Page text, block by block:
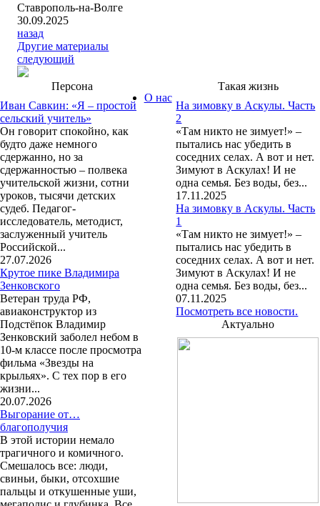
Ставрополь-на-Волге
30.09.2025
назад
Другие материалы
следующий
Персона
Иван Савкин: «Я – простой
сельский учитель»
Он говорит спокойно, как
будто даже немного
сдержанно, но за
сдержанностью – полвека
учительской жизни, сотни
уроков, тысячи детских
судеб. Педагог-
исследователь, методист,
заслуженный учитель
Российской...
27.07.2026
Крутое пике Владимира
Зенковского
Ветеран труда РФ,
авиаконструктор из
Подстёпок Владимир
Зенковский заболел небом в
10-м классе после просмотра
фильма «Звезды на
крыльях». С тех пор в его
жизни...
20.07.2026
Выгорание от…
благополучия
В этой истории немало
трагичного и комичного.
Смешалось все: люди,
свиньи, быки, отсохшие
пальцы и откушенные уши,
Такая жизнь
На зимовку в Аскулы. Часть
2
«Там никто не зимует!» –
пытались нас убедить в
соседних селах. А вот и нет.
Зимуют в Аскулах! И не
одна семья. Без воды, без...
17.11.2025
На зимовку в Аскулы. Часть
1
«Там никто не зимует!» –
пытались нас убедить в
соседних селах. А вот и нет.
Зимуют в Аскулах! И не
одна семья. Без воды, без...
07.11.2025
Посмотреть все новости.
Актуально
О нас